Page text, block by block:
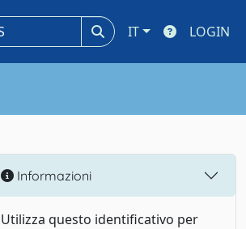
IT LOGIN
Informazioni
Utilizza questo identificativo per